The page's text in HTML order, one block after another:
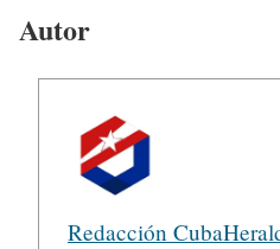
Autor
Redacción